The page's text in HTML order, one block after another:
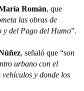
Román, que
las obras de
y del Pago del Humo”.
, señaló que “son
urbano con el
y donde los